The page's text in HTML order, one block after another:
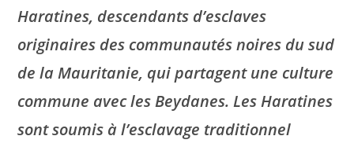
Haratines, descendants d’esclaves
originaires des communautés noires du sud
de la Mauritanie, qui partagent une culture
commune avec les Beydanes. Les Haratines
sont soumis à l’esclavage traditionnel